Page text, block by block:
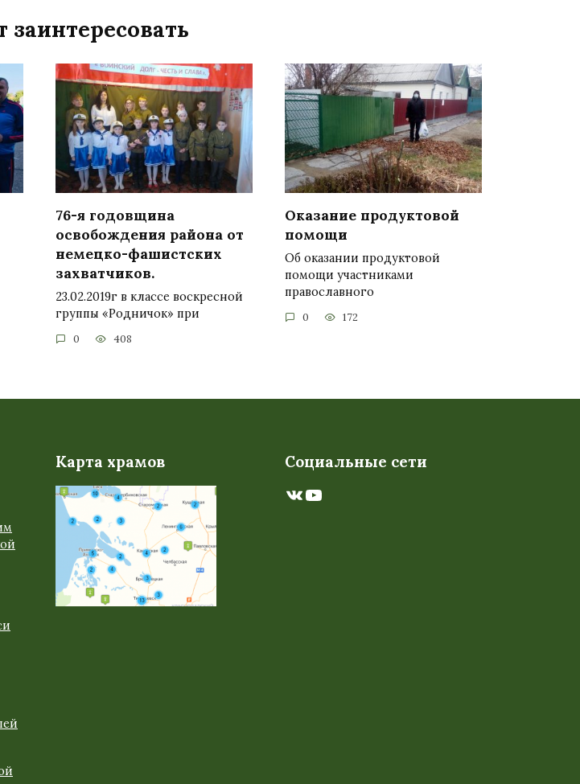
76-я годовщина
освобождения района от
немецко-фашистских
захватчиков.
23.02.2019г в классе воскресной
группы «Родничок» при
0 408
Оказание продуктовой
помощи
Об оказании продуктовой
помощи участниками
православного
0 172
Карта храмов Социальные сети
ВКонтакте
YouTube